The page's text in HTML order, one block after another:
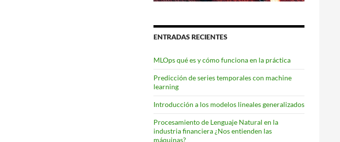
ENTRADAS RECIENTES
MLOps qué es y cómo funciona en la práctica
Predicción de series temporales con machine
learning
Introducción a los modelos lineales generalizados
Procesamiento de Lenguaje Natural en la
industria financiera ¿Nos entienden las
máquinas?